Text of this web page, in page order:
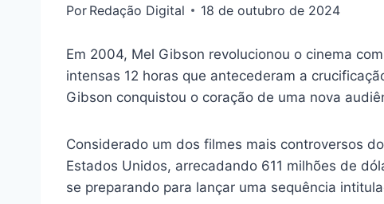
Por Redação Digital 18 de outubro de 2024
Em 2004, Mel Gibson revolucionou o cinema
intensas 12 horas que antecederam a
Gibson conquistou o coração de uma nova
Considerado um dos filmes mais controversos
Estados Unidos, arrecadando 611 milhões de
se preparando para lançar uma sequência